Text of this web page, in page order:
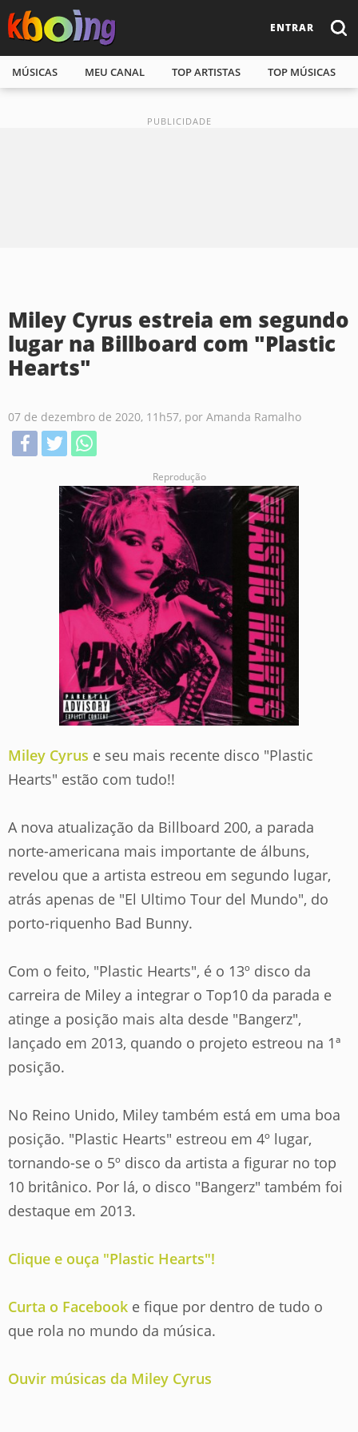
ENTRAR
MÚSICAS MEU CANAL TOP ARTISTAS TOP MÚSICAS
Miley Cyrus estreia em segundo
lugar na Billboard com "Plastic
Hearts"
07 de dezembro de 2020, 11h57, por Amanda Ramalho
Reprodução
Miley Cyrus e seu mais recente disco "Plastic
Hearts" estão com tudo!!
A nova atualização da Billboard 200, a parada
norte-americana mais importante de álbuns,
revelou que a artista estreou em segundo lugar,
atrás apenas de "El Ultimo Tour del Mundo", do
porto-riquenho Bad Bunny.
Com o feito, "Plastic Hearts", é o 13º disco da
carreira de Miley a integrar o Top10 da parada e
atinge a posição mais alta desde "Bangerz",
lançado em 2013, quando o projeto estreou na 1ª
posição.
No Reino Unido, Miley também está em uma boa
posição. "Plastic Hearts" estreou em 4º lugar,
tornando-se o 5º disco da artista a figurar no top
10 britânico. Por lá, o disco "Bangerz" também foi
destaque em 2013.
Clique e ouça "Plastic Hearts"!
Curta o Facebook e fique por dentro de tudo o
que rola no mundo da música.
Ouvir músicas da Miley Cyrus